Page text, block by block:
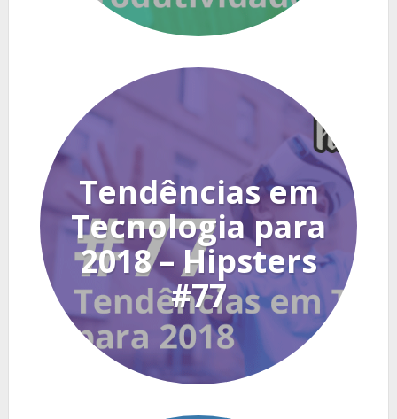
Tendências em
Tecnologia para
2018 – Hipsters
#77